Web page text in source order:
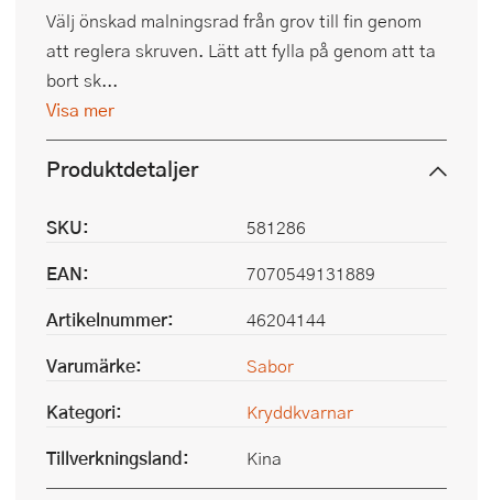
Välj önskad malningsrad från grov till fin genom
att reglera skruven. Lätt att fylla på genom att ta
bort sk...
Visa mer
Produktdetaljer
SKU:
581286
EAN:
7070549131889
Artikelnummer:
46204144
Varumärke:
Sabor
Kategori:
Kryddkvarnar
Tillverkningsland:
Kina